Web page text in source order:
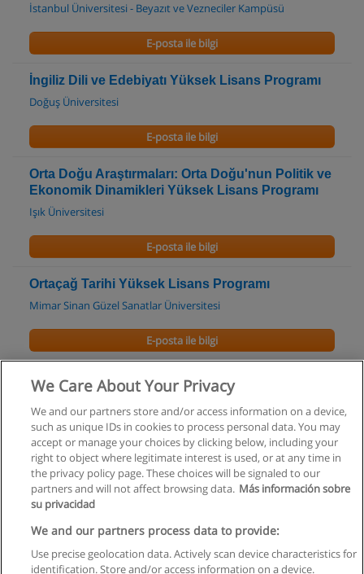
İstanbul Üniversitesi - Beyazıt ve Vezneciler Kampüsü
E-posta ile bilgi
İngiliz Dili ve Edebiyatı Yüksek Lisans Programı
Doğuş Üniversitesi
E-posta ile bilgi
Orta Doğu Araştırmaları: Orta Doğu'nun Politik ve
Ekonomik Dinamikleri Yüksek Lisans Programı
Işık Üniversitesi
E-posta ile bilgi
Ortaçağ Tarihi Yüksek Lisans Programı
Mimar Sinan Güzel Sanatlar Üniversitesi
E-posta ile bilgi
Ortaçağ Tarihi Doktora Programı
E-posta ile bilgi
Kullanım koşulları
Gizlilik politikası
We Care About Your Privacy
We and our partners store and/or access information on a device,
such as unique IDs in cookies to process personal data. You may
accept or manage your choices by clicking below, including your
right to object where legitimate interest is used, or at any time in
the privacy policy page. These choices will be signaled to our
partners and will not affect browsing data. Más información sobre
su privacidad
We and our partners process data to provide:
Use precise geolocation data. Actively scan device characteristics for
identification. Store and/or access information on a device.